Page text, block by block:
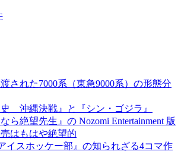
された7000系（東急9000系）の形態分
史 沖縄決戦』と『シン・ゴジラ』
ら絶望先生』の Nozomi Entertainment 版
はもはや絶望的
イスホッケー部』の知られざる4コマ作